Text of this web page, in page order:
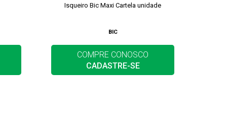
Isqueiro Bic Maxi Cartela unidade
BIC
COMPRE CONOSCO
CADASTRE-SE